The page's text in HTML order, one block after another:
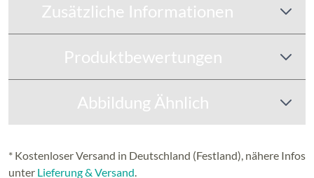
Zusätzliche Informationen
Produktbewertungen
Abbildung Ähnlich
* Kostenloser Versand in Deutschland (Festland), nähere Infos
unter Lieferung & Versand.